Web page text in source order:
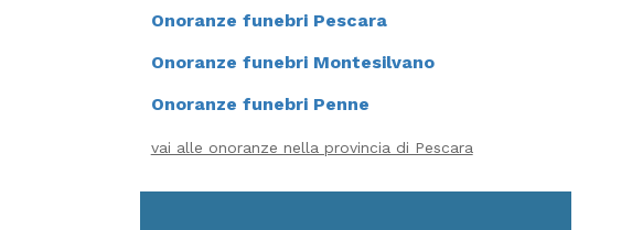
Onoranze funebri Pescara
Onoranze funebri Montesilvano
Onoranze funebri Penne
vai alle onoranze nella provincia di Pescara